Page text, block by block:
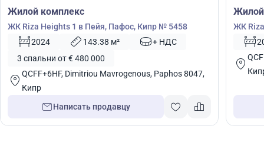
Жилой комплекс
ЖК Riza Heights 1 в Пейя, Пафос, Кипр № 5458
2024
143.38 м²
+ НДС
3 спальни от € 480 000
QCFF+6HF, Dimitriou Mavrogenous, Paphos 8047,
Кипр
Написать продавцу
ЖК